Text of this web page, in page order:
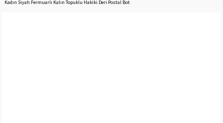
Kadın Siyah Fermuarlı Kalın Topuklu Hakiki Deri Postal Bot